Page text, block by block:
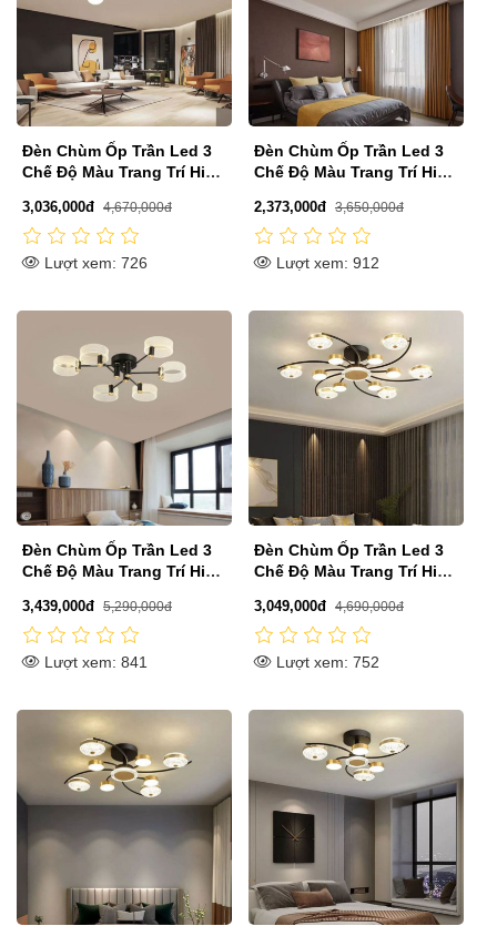
Đèn Chùm Ốp Trần Led 3
Chế Độ Màu Trang Trí Hiện
3,036,000đ 4,670,000đ
Lượt xem: 726
Đèn Chùm Ốp Trần Led 3
Chế Độ Màu Trang Trí Hiện
2,373,000đ 3,650,000đ
Lượt xem: 912
Đèn Chùm Ốp Trần Led 3
Chế Độ Màu Trang Trí Hiện
3,439,000đ 5,290,000đ
Lượt xem: 841
Đèn Chùm Ốp Trần Led 3
Chế Độ Màu Trang Trí Hiện
3,049,000đ 4,690,000đ
Lượt xem: 752